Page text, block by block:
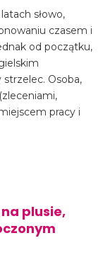
słowo,
czasem i
od początku,
Osoba,
pracy i
plusie,